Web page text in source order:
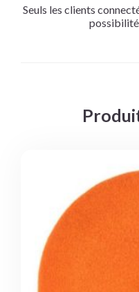
Seuls les clients
possibilité